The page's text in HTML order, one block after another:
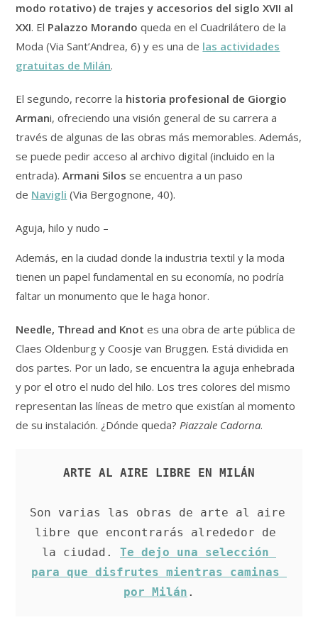
modo rotativo) de trajes y accesorios del siglo XVII al
XXI. El Palazzo Morando queda en el Cuadrilátero de la
Moda (Via Sant’Andrea, 6) y es una de las actividades
gratuitas de Milán.
El segundo, recorre la historia profesional de Giorgio
Armani, ofreciendo una visión general de su carrera a
través de algunas de las obras más memorables. Además,
se puede pedir acceso al archivo digital (incluido en la
entrada).Armani Silos se encuentra a un paso
de Navigli (Via Bergognone, 40).
Aguja, hilo y nudo –
Además, en la ciudad donde la industria textil y la moda
tienen un papel fundamental en su economía, no podría
faltar un monumento que le haga honor.
Needle, Thread and Knot es una obra de arte pública de
Claes Oldenburg y Coosje van Bruggen. Está dividida en
dos partes. Por un lado, se encuentra la aguja enhebrada
y por el otro el nudo del hilo. Los tres colores del mismo
representan las líneas de metro que existían al momento
de su instalación. ¿Dónde queda?Piazzale Cadorna.
ARTE AL AIRE LIBRE EN MILÁN
Son varias las obras de arte al aire
libre que encontrarás alrededor de
la ciudad. Te dejo una selección
para que disfrutes mientras caminas
por Milán .